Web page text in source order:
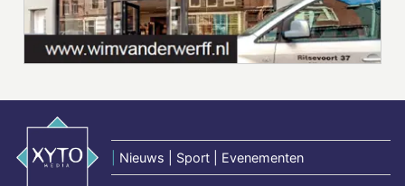
Nieuws | Sport | Evenementen